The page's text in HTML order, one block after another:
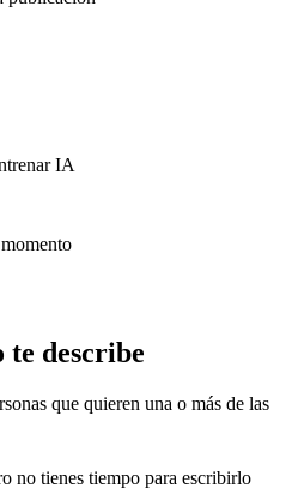
IA
te describe
que quieren una o más de las
no tienes tiempo para escribirlo